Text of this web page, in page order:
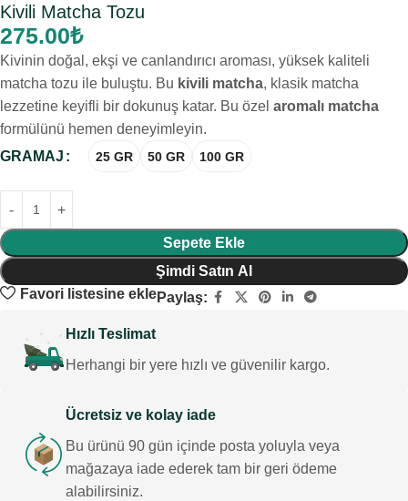
Kivili Matcha Tozu
275.00₺
Kivinin doğal, ekşi ve canlandırıcı aroması, yüksek kaliteli
matcha tozu ile buluştu. Bu kivili matcha, klasik matcha
lezzetine keyifli bir dokunuş katar. Bu özel aromalı matcha
formülünü hemen deneyimleyin.
GRAMAJ
25 GR 50 GR 100 GR
Sepete Ekle
Şimdi Satın Al
Favori listesine eklePaylaş:
Hızlı Teslimat
Herhangi bir yere hızlı ve güvenilir kargo.
Ücretsiz ve kolay iade
Bu ürünü 90 gün içinde posta yoluyla veya
mağazaya iade ederek tam bir geri ödeme
alabilirsiniz.